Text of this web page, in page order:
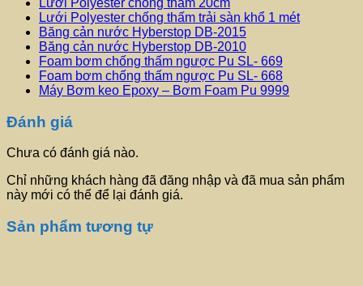
Lưới Polyester chống thấm trải sàn khổ 1 mét
Băng cản nước Hyberstop DB-2015
Băng cản nước Hyberstop DB-2010
Foam bơm chống thấm ngược Pu SL- 669
Foam bơm chống thấm ngược Pu SL- 668
Máy Bơm keo Epoxy – Bơm Foam Pu 9999
Đánh giá
Chưa có đánh giá nào.
Chỉ những khách hàng đã đăng nhập và đã mua sản phẩm
này mới có thể để lại đánh giá.
Sản phẩm tương tự